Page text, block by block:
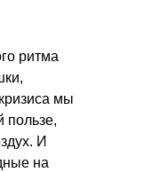
ритма
мы
пользе,
И
на